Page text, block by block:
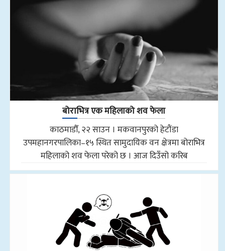
बोराभित्र एक महिलाको शव फेला
काठमाडौँ, २२ साउन । मकवानपुरको हेटौंडा
उपमहानगरपालिका–१५ स्थित सामुदायिक वन क्षेत्रमा बोराभित्र
महिलाको शव फेला परेको छ । आज दिउँसो करिब